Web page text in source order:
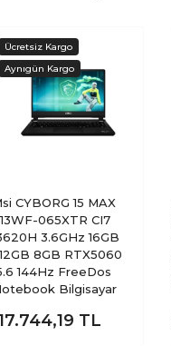
CYBORG 15 MAX
065XTR CI7
3.6GHz 16GB
8GB RTX5060
144Hz FreeDos
Bilgisayar
TL